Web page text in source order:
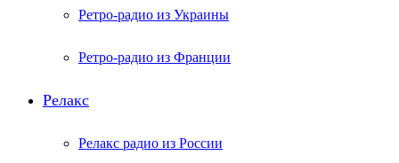
Ретро-радио из Украины
Ретро-радио из Франции
Релакс
Релакс радио из России